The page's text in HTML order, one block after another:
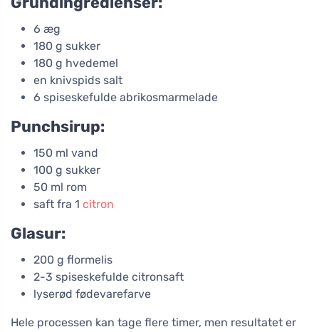
6 æg
180 g sukker
180 g hvedemel
en knivspids salt
6 spiseskefulde abrikosmarmelade
Punchsirup:
150 ml vand
100 g sukker
50 ml rom
saft fra 1 citron
Glasur:
200 g flormelis
2-3 spiseskefulde citronsaft
lyserød fødevarefarve
Hele processen kan tage flere timer, men resultatet er